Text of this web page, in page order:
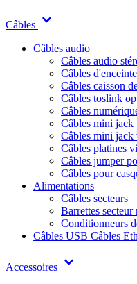
Câbles
Câbles audio
Câbles audio
Câbles
Câbles caisson
Câbles toslink
Câbles
Câbles mini
Câbles mini
Câbles platines
Câbles jumper
Câbles pour
Alimentations
Câbles secteurs
Barrettes secteur
Conditionneurs
Câbles USB Câbles
Accessoires